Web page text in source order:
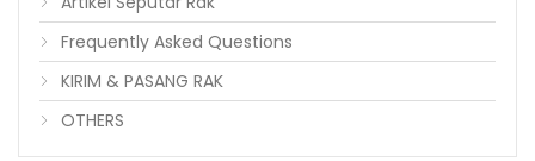
Frequently Asked Questions
KIRIM & PASANG RAK
OTHERS